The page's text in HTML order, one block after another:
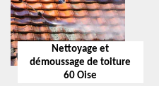
Nettoyage et
démoussage de toiture
60 Oise